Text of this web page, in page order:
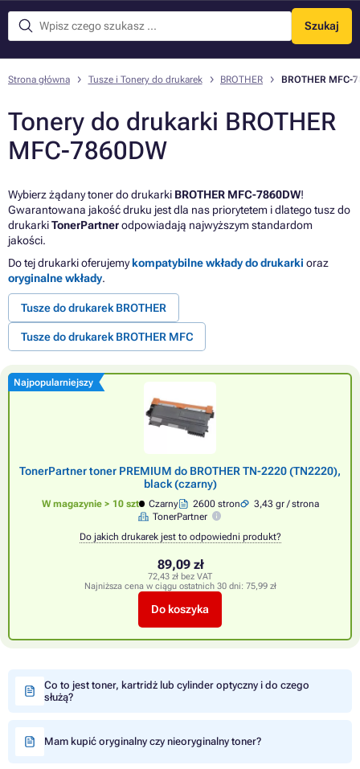
Szukaj
Menu
Strona główna Tusze i Tonery do drukarek BROTHER BROTHER MFC-
Tonery do drukarki BROTHER
MFC-7860DW
Wybierz żądany toner do drukarki BROTHER MFC-7860DW!
Gwarantowana jakość druku jest dla nas priorytetem i dlatego tusz do
drukarkiTonerPartnerodpowiadają najwyższym standardom
jakości.
Do tej drukarki oferujemykompatybilne wkłady do drukarki oraz
oryginalne wkłady.
Tusze do drukarek BROTHER
Tusze do drukarek BROTHER MFC
Najpopularniejszy
TonerPartner toner PREMIUM do BROTHER TN-2220 (TN2220),
black (czarny)
W magazynie > 10 szt Czarny 2600 stron
3,43 gr / strona
TonerPartner
Do jakich drukarek jest to odpowiedni produkt?
89,09 zł
72,43 zł bez VAT
Najniższa cena w ciągu ostatnich 30 dni: 75,99 zł
Do koszyka
Co to jest toner, kartridż lub cylinder optyczny i do czego
służą?
Mam kupić oryginalny czy nieoryginalny toner?